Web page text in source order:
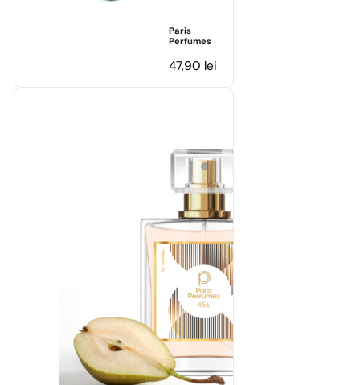
Paris
Perfumes
47,90 lei